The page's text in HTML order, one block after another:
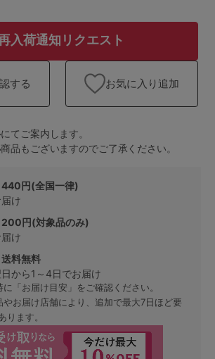
入荷通知リクエスト
する お気に入り追加
てご案内します。
品もございますのでご了承ください。
円(全国一律)
け
200円(対象品のみ)
け
料無料
から1～4日でお届け
「お届け目安」をご確認ください。
やお届け店舗により、追加で最大7日ほど要
ります。